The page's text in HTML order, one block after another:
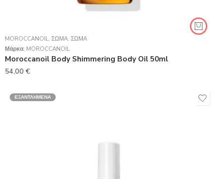
MOROCCANOIL, ΣΏΜΑ, ΣΏΜΑ
Μάρκα: MOROCCANOIL
Moroccanoil Body Shimmering Body Oil 50ml
54,00 €
ΕΞΑΝΤΛΗΜΈΝΑ